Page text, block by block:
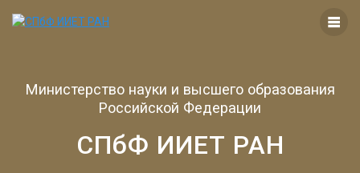
Министерство науки и высшего образования
Российской Федерации
СПбФ ИИЕТ РАН